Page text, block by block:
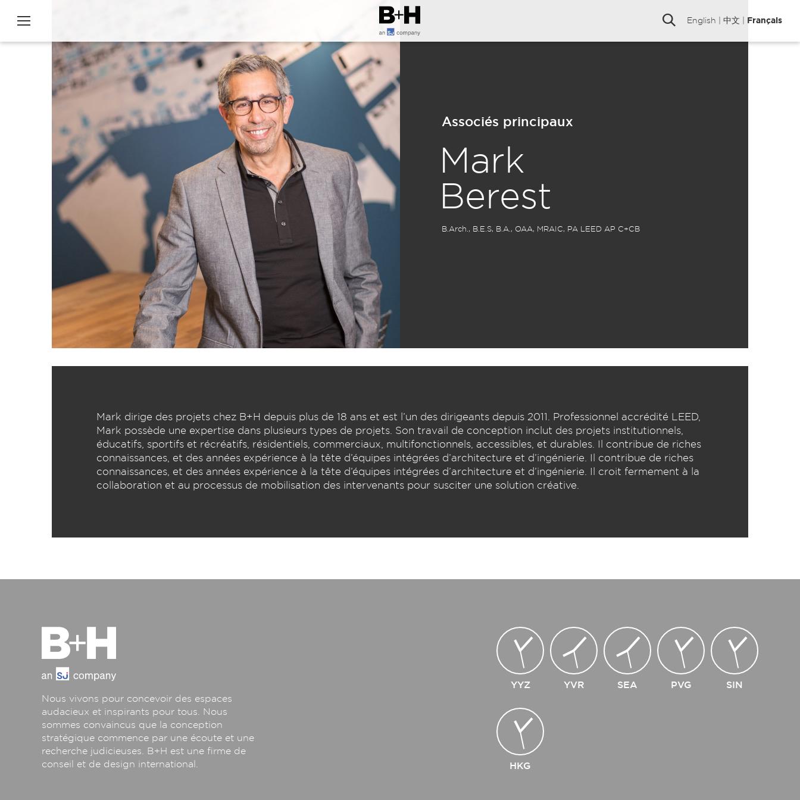
English 中文 Français
Associés principaux
Mark
Berest
B.Arch., B.E.S, B.A., OAA, MRAIC, PA LEED AP C+CB
Mark dirige des projets chez B+H depuis plus de 18 ans et est l’un des dirigeants depuis 2011. Professionnel accrédité LEED,
Mark possède une expertise dans plusieurs types de projets. Son travail de conception inclut des projets institutionnels,
éducatifs, sportifs et récréatifs, résidentiels, commerciaux, multifonctionnels, accessibles, et durables. Il contribue de riches
connaissances, et des années expérience à la tête d’équipes intégrées d’architecture et d’ingénierie. Il contribue de riches
connaissances, et des années expérience à la tête d’équipes intégrées d’architecture et d’ingénierie. Il croit fermement à la
collaboration et au processus de mobilisation des intervenants pour susciter une solution créative.
Nous vivons pour concevoir des espaces
audacieux et inspirants pour tous. Nous
sommes convaincus que la conception
stratégique commence par une écoute et une
recherche judicieuses. B+H est une firme de
conseil et de design international.
YYZ YVR SEA PVG SIN
HKG